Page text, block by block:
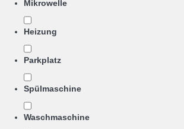
Mikrowelle
Heizung
Parkplatz
Spülmaschine
Waschmaschine